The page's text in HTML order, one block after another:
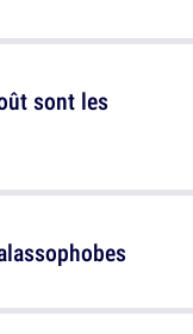
sont les